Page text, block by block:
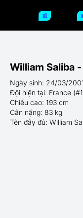
x1
William Saliba
Ngày sinh: 24/03/
Đội hiện tại: France
Chiều cao: 193 cm
Cân nặng: 83 kg
Tên đầy đủ: William